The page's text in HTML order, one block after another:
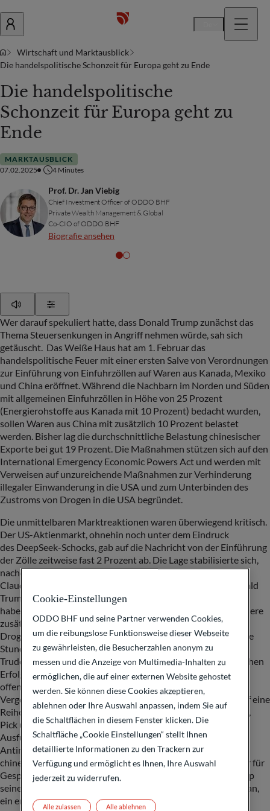
Wirtschaft und Marktausblick
Die handelspolitische Schonzeit für Europa geht zu Ende
Die handelspolitische
Schonzeit für Europa geht zu
Ende
MARKTAUSBLICK
07.02.2025
4 Minutes
Prof. Dr. Jan Viebig
Chief Investment Officer of ODDO BHF
Private Wealth Management & Global
Co-CIO of ODDO BHF
Biografie ansehen
Wer darauf spekuliert hatte, dass Donald Trump zunächst das
Thema Steuersenkungen in Angriff nehmen würde, sah sich
getäuscht. Das Weiße Haus hat am 1. Februar das
handelspolitische Feuer mit einer ersten Salve von Verordnungen
zur Einführung von Einfuhrzöllen auf Waren aus Kanada, Mexiko
und China eröffnet. Während die Nachbarn im Norden und Süden
mit allgemeinen Einfuhrzöllen in Höhe von 25 Prozent
(Energierohstoffe aus Kanada mit 10 Prozent) bedacht wurden,
sollen Waren aus China mit zusätzlich 10 Prozent belastet
werden. Bisher lag die durchschnittliche Belastung chinesischer
Exporte bei gut 19 Prozent. Die Maßnahmen stützen sich auf den
International Emergency Economic Powers Act und werden mit
Verweisen auf unzureichende Maßnahmen zur Verhinderung
illegaler Einwanderung in die USA und zum Unterbinden des
Zustroms von Drogen in die USA begründet.
Die unmittelbaren Marktreaktionen waren überwiegend kritisch.
Der US-Aktienmarkt, ohnehin noch unter dem Eindruck
des DeepSeek-Schocks, gab auf die Nachricht von der Einführung
der Zölle zeitweise fast 2 Prozent ab. Die Lage stabilisierte sich,
nachdem die mexikanische Präsidentin
Claudia Sheinbaum bekanntgab, in einem Telefonat mit Donald
Trump ein Moratorium von 30 Tagen vereinbart zu
haben. Sheinbaum hatte Trump Verbesserungen – insbesondere
zusätzliche Sicherheitskräfte – für die Grenzsicherung gegen
Drogenschmuggel und illegale Einwanderung zugesagt. Einige
Stunden später konnte auch der kanadische Premierminister
Trudeau nach einem Telefongespräch mit Trump einen ähnlichen
Erfolg melden. Die Regierung in Peking gab ihrerseits –
offensichtlich gut vorbereitet – die Einführung von
Vergeltungsmaßnahmen bekannt wie insbesondere Zölle auf eine
Reihe von Energieprodukten, landwirtschaftliche Maschinen,
Pick up-Trucks und hubraumstarke Fahrzeuge sowie
Ausfuhrbeschränkungen für einige spezielle Mineralien, ein
Antimonopolverfahren gegen Google. In der Summe gilt die
chinesische Reaktion unter Experten als Warnschuss. Die Tür für
Gespräche soll wohl offenbleiben. Umgekehrt hat auch Trump
seine Bereitschaft zu einem Telefonat mit Xi Jinping kundgetan,
ein erster Termin ist allerdings gescheitert.
Cookie-Einstellungen
ODDO BHF und seine Partner verwenden Cookies,
um die reibungslose Funktionsweise dieser Webseite
zu gewährleisten, die Besucherzahlen anonym zu
messen und die Anzeige von Multimedia-Inhalten zu
ermöglichen, die auf einer externen Website gehostet
werden. Sie können diese Cookies akzeptieren,
ablehnen oder Ihre Auswahl anpassen, indem Sie auf
die Schaltflächen in diesem Fenster klicken. Die
Schaltfläche „Cookie Einstellungen“ stellt Ihnen
detaillierte Informationen zu den Trackern zur
Verfügung und ermöglicht es Ihnen, Ihre Auswahl
jederzeit zu widerrufen.
Alle ablehnen
Alle zulassen